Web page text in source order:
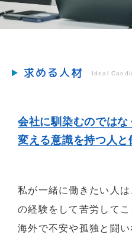
求める人材 Ideal
会社に馴染むのではな
変える意識を持つ人と
私が一緒に働きたい人
の経験をして苦労して
海外で不安や孤独と闘